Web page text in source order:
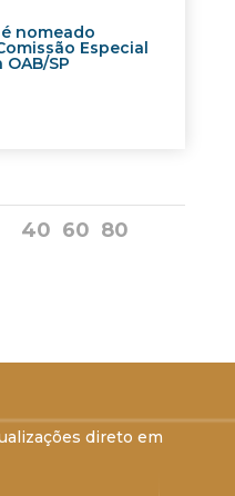
nomeado
Especial
SP
40 60 80
direto em